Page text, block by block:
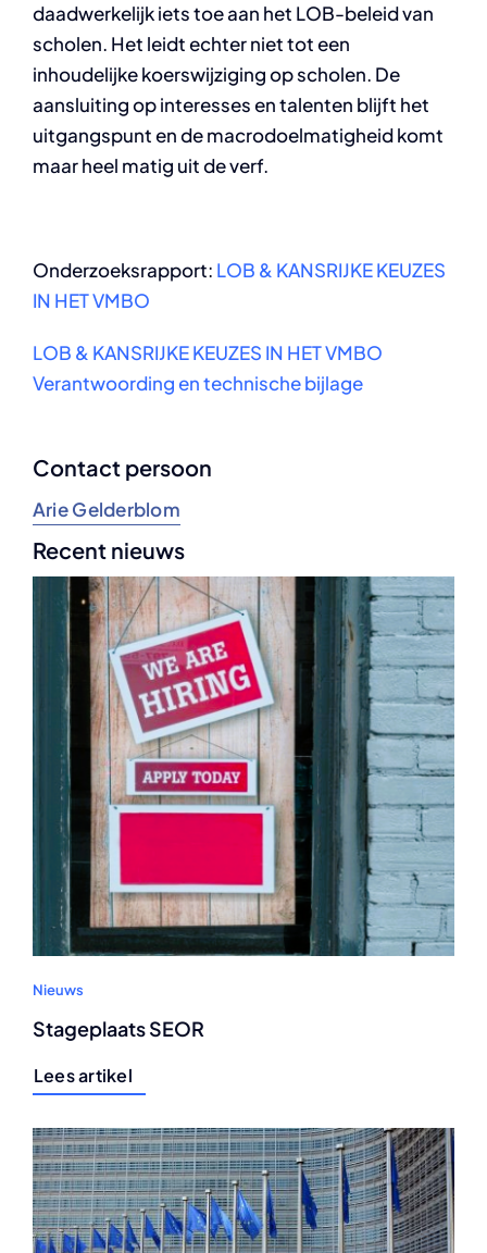
daadwerkelijk iets toe aan het LOB-beleid van
scholen. Het leidt echter niet tot een
inhoudelijke koerswijziging op scholen. De
aansluiting op interesses en talenten blijft het
uitgangspunt en de macrodoelmatigheid komt
maar heel matig uit de verf.
Onderzoeksrapport: LOB & KANSRIJKE KEUZES
IN HET VMBO
LOB & KANSRIJKE KEUZES IN HET VMBO
Verantwoording en technische bijlage
Contact persoon
Arie Gelderblom
Recent nieuws
Nieuws
Stageplaats SEOR
Lees artikel